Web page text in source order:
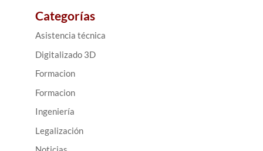
Categorías
Asistencia técnica
Digitalizado 3D
Formacion
Formacion
Ingeniería
Legalización